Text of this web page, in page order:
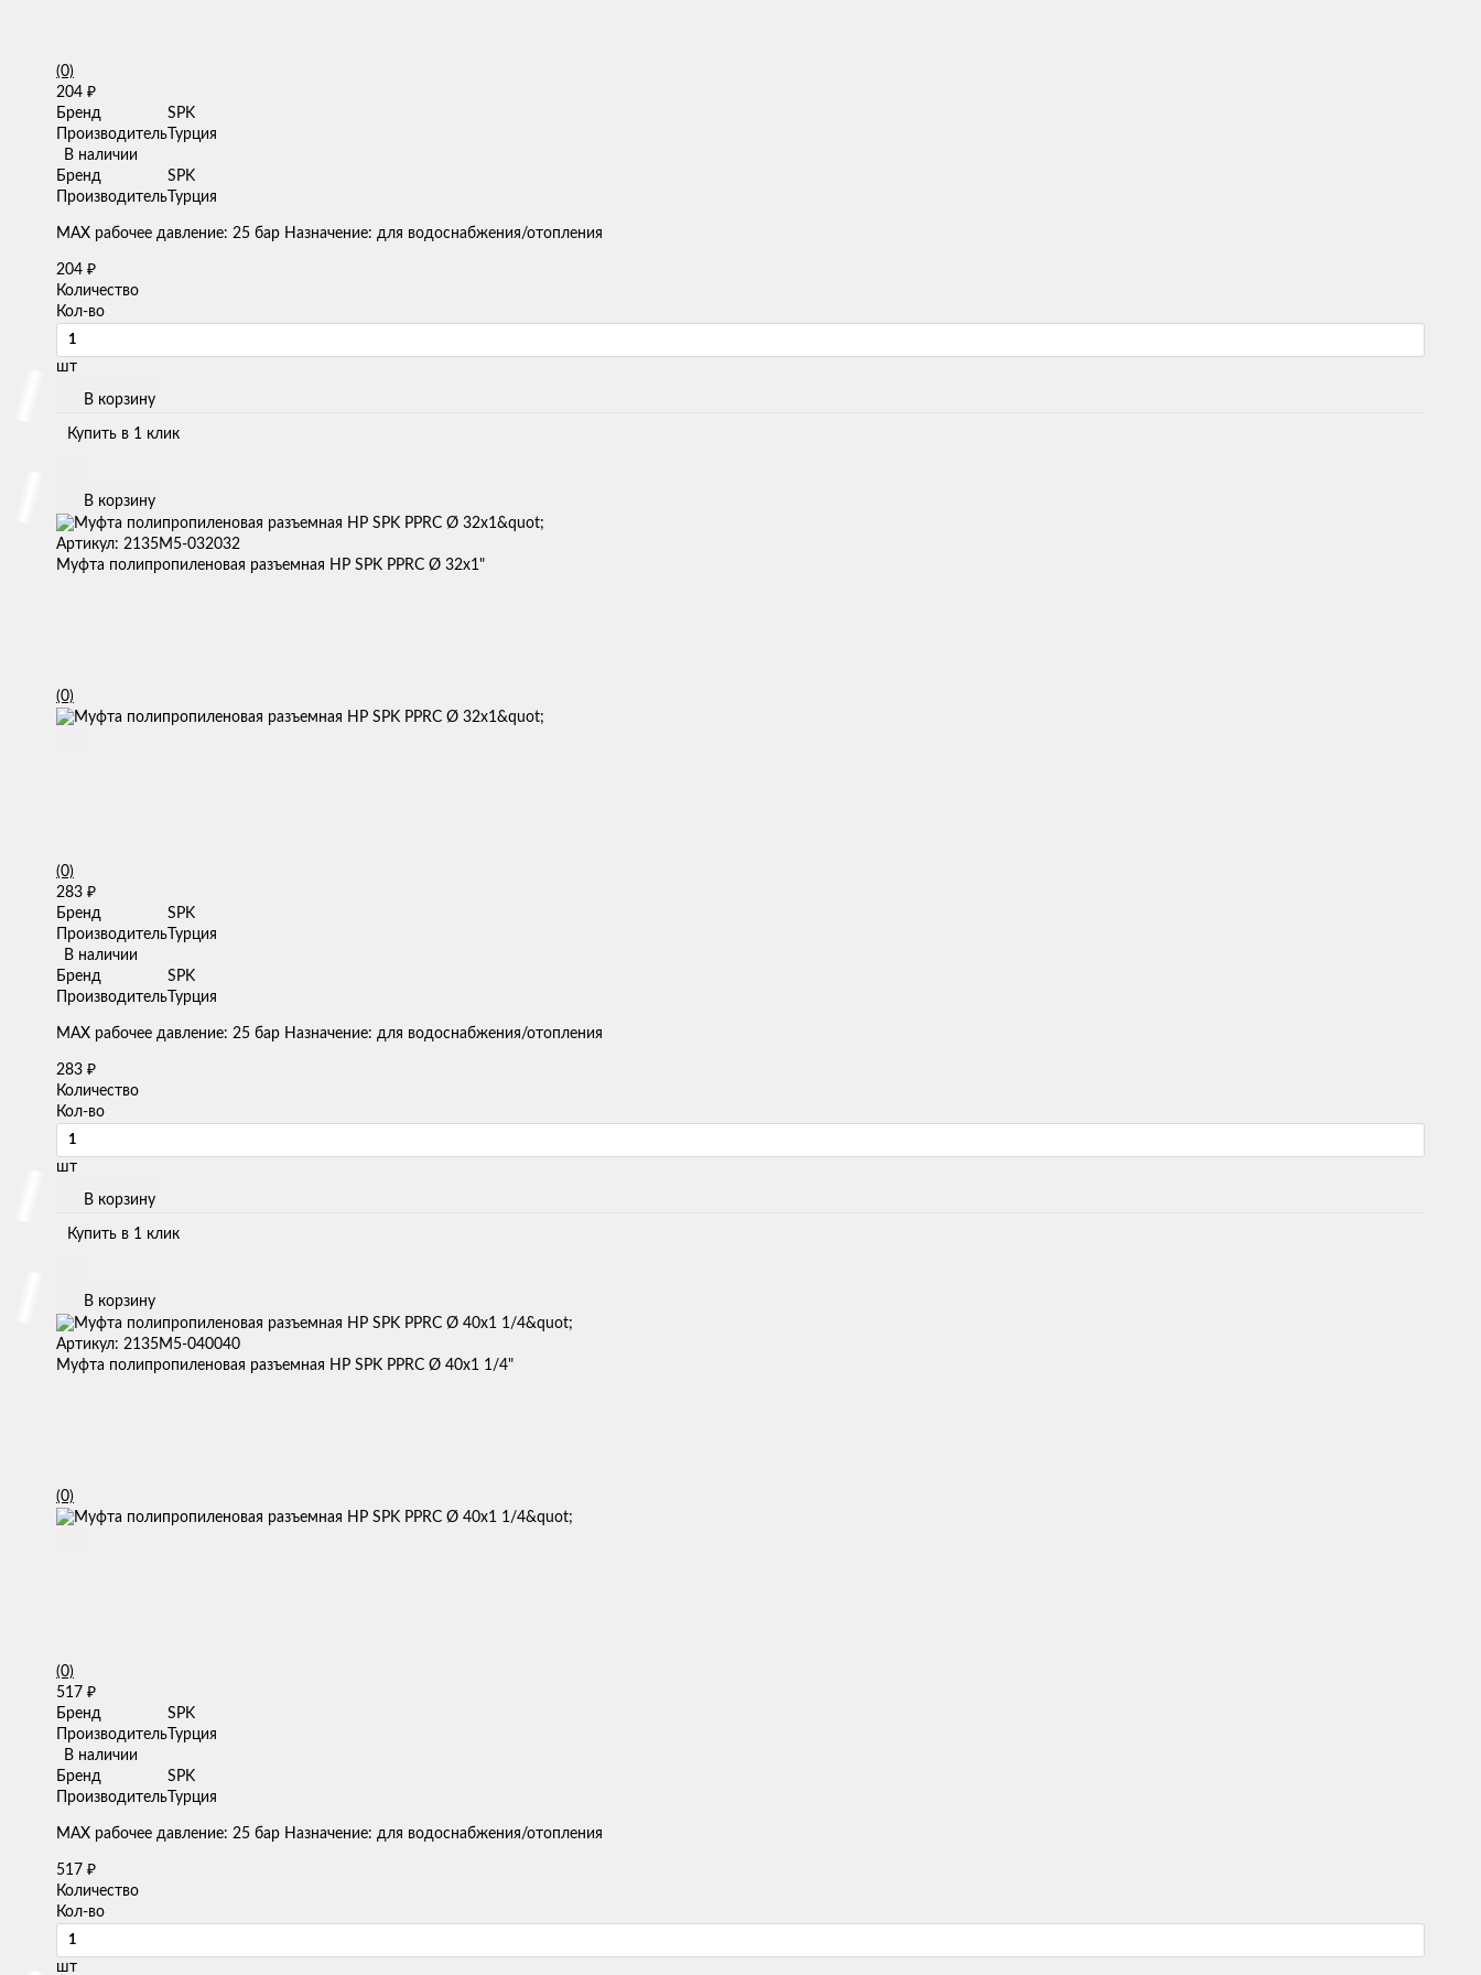
(0)
204 ₽
Бренд
SPK
Производитель Турция
В наличии
Бренд
SPK
Производитель Турция
MAX рабочее давление: 25 бар Назначение: для водоснабжения/отопления
204 ₽
Количество
Кол-во
шт
В корзину
Купить в 1 клик
В корзину
Артикул: 2135M5-032032
Муфта полипропиленовая разъемная НР SPK PPRC Ø 32х1"
(0)
(0)
283 ₽
Бренд
SPK
Производитель Турция
В наличии
Бренд
SPK
Производитель Турция
MAX рабочее давление: 25 бар Назначение: для водоснабжения/отопления
283 ₽
Количество
Кол-во
шт
В корзину
Купить в 1 клик
В корзину
Артикул: 2135M5-040040
Муфта полипропиленовая разъемная НР SPK PPRC Ø 40х1 1/4"
(0)
(0)
517 ₽
Бренд
SPK
Производитель Турция
В наличии
Бренд
SPK
Производитель Турция
MAX рабочее давление: 25 бар Назначение: для водоснабжения/отопления
517 ₽
Количество
Кол-во
шт